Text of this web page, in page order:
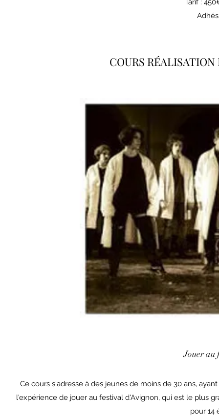
Tarif :
COURS
Jouer au
Ce cours s'adresse à des jeunes de moins de 30 ans,
l'expérience de jouer au festival d'Avignon, qui est le plus
pour 14